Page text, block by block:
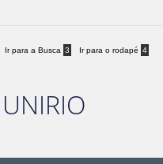
Ir para a Busca 3 Ir para o rodapé 4